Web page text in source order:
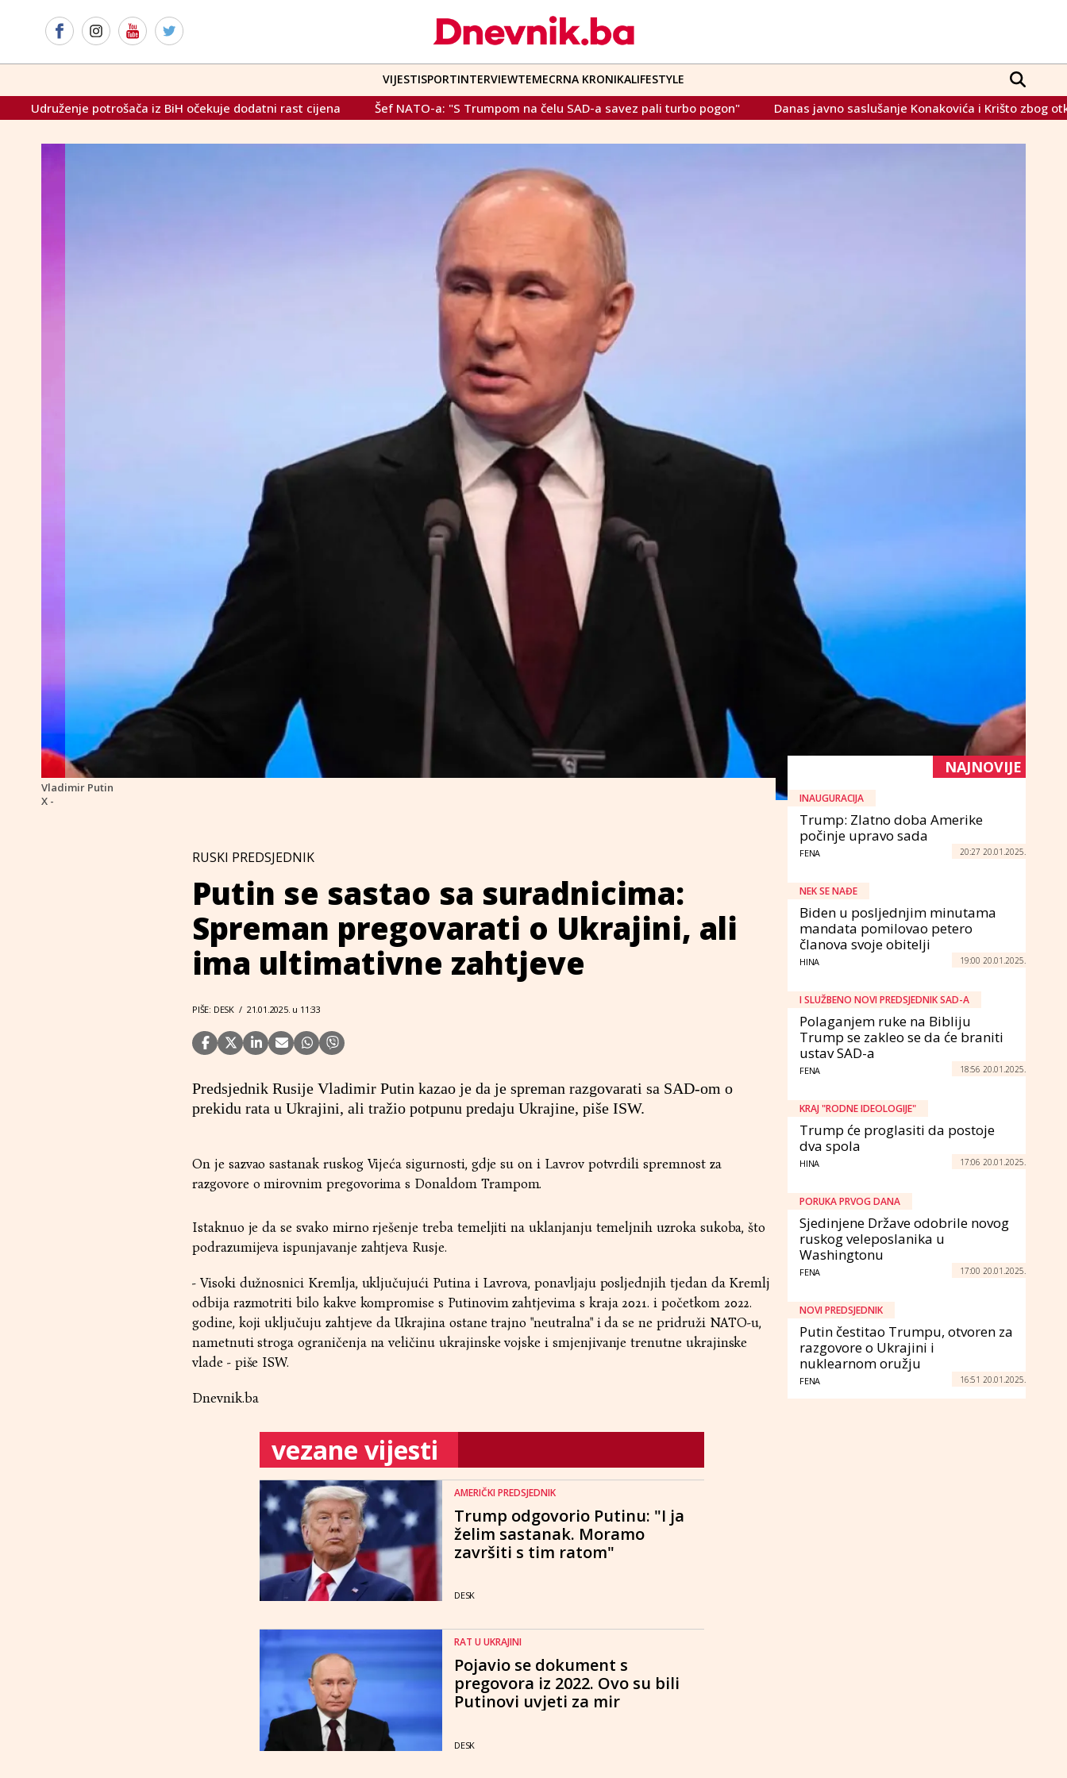
VIJESTISPORTINTERVIEWTEMECRNA KRONIKALIFESTYLE
iz BiH očekuje dodatni rast cijena Šef NATO-a: "S Trumpom na čelu SAD-a savez pali turbo pogon" Danas javno saslušanje Konakovića i Krišto zbog otkazivanja
Vladimir Putin
X -
RUSKI PREDSJEDNIK
Putin se sastao sa suradnicima:
Spreman pregovarati o Ukrajini, ali
ima ultimativne zahtjeve
PIŠE: DESK / 21.01.2025. u 11:33
Predsjednik Rusije Vladimir Putin kazao je da je spreman razgovarati sa SAD-om o
prekidu rata u Ukrajini, ali tražio potpunu predaju Ukrajine, piše ISW.
On je sazvao sastanak ruskog Vijeća sigurnosti, gdje su on i Lavrov potvrdili spremnost za
razgovore o mirovnim pregovorima s Donaldom Trampom.
Istaknuo je da se svako mirno rješenje treba temeljiti na uklanjanju temeljnih uzroka sukoba, što
podrazumijeva ispunjavanje zahtjeva Rusje.
- Visoki dužnosnici Kremlja, uključujući Putina i Lavrova, ponavljaju posljednjih tjedan da Kremlj
odbija razmotriti bilo kakve kompromise s Putinovim zahtjevima s kraja 2021. i početkom 2022.
godine, koji uključuju zahtjeve da Ukrajina ostane trajno "neutralna" i da se ne pridruži NATO-u,
nametnuti stroga ograničenja na veličinu ukrajinske vojske i smjenjivanje trenutne ukrajinske
vlade - piše ISW.
Dnevnik.ba
vezane vijesti
AMERIČKI PREDSJEDNIK
Trump odgovorio Putinu: "I ja
želim sastanak. Moramo
završiti s tim ratom"
DESK
RAT U UKRAJINI
Pojavio se dokument s
pregovora iz 2022. Ovo su bili
Putinovi uvjeti za mir
DESK
NAJNOVIJE
INAUGURACIJA
Trump: Zlatno doba Amerike
počinje upravo sada
FENA 20:27 20.01.2025.
NEK SE NAĐE
Biden u posljednjim minutama
mandata pomilovao petero
članova svoje obitelji
HINA 19:00 20.01.2025.
I SLUŽBENO NOVI PREDSJEDNIK SAD-A
Polaganjem ruke na Bibliju
Trump se zakleo se da će braniti
ustav SAD-a
FENA 18:56 20.01.2025.
KRAJ "RODNE IDEOLOGIJE"
Trump će proglasiti da postoje
dva spola
HINA 17:06 20.01.2025.
PORUKA PRVOG DANA
Sjedinjene Države odobrile novog
ruskog veleposlanika u
Washingtonu
FENA 17:00 20.01.2025.
NOVI PREDSJEDNIK
Putin čestitao Trumpu, otvoren za
razgovore o Ukrajini i
nuklearnom oružju
FENA 16:51 20.01.2025.